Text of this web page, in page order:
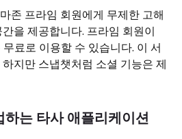
존 프라임 회원에게 무제한 고해
을 제공합니다. 프라임 회원이
료로 이용할 수 있습니다. 이 서
하지만 스냅챗처럼 소셜 기능은 제
는 타사 애플리케이션